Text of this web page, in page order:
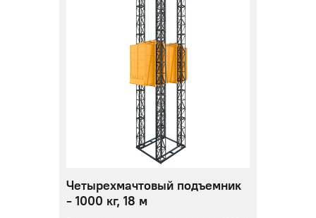
Четырехмачтовый подъемник
- 1000 кг, 18 м